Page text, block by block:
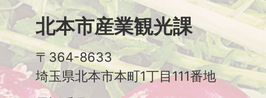
北本市産業観光課
〒364-8633
埼玉県北本市本町1丁目111番地